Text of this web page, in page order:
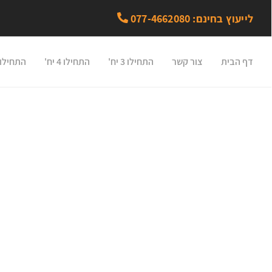
לייעוץ בחינם: 077-4662080
דף הבית צור קשר התחילו 3 יח' התחילו 4 יח' התחילו 5 יח'